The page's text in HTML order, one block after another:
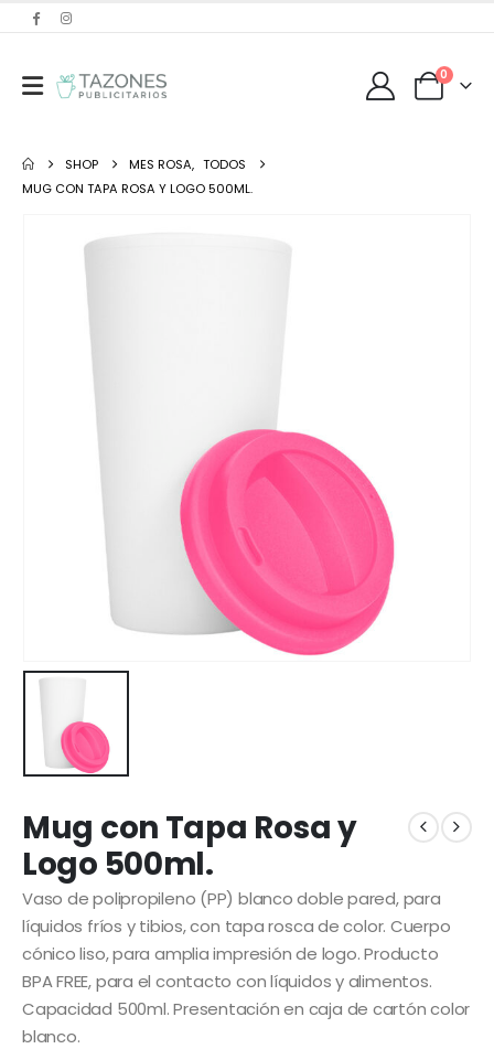
0
SHOP MES ROSA, TODOS
MUG CON TAPA ROSA Y LOGO 500ML.
Mug con Tapa Rosa y
Logo 500ml.
Vaso de polipropileno (PP) blanco doble pared, para
líquidos fríos y tibios, con tapa rosca de color. Cuerpo
cónico liso, para amplia impresión de logo. Producto
BPA FREE, para el contacto con líquidos y alimentos.
Capacidad 500ml. Presentación en caja de cartón color
blanco.